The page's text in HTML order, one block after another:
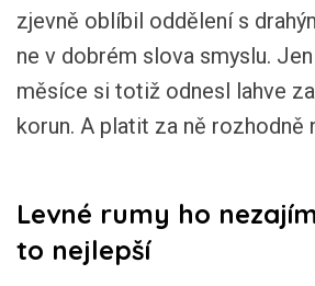
zjevně oblíbil oddělení s
ne v dobrém slova smyslu.
měsíce si totiž odnesl lahve
korun. A platit za ně rozhodně
Levné rumy ho
to nejlepší